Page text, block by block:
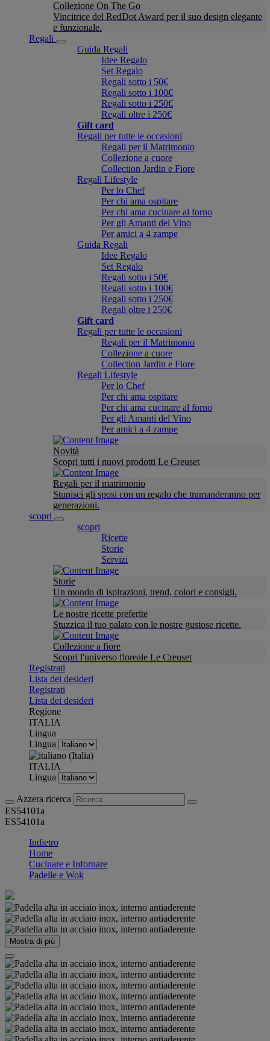
Collezione On The Go
Vincitrice del RedDot Award per il suo design elegante
e funzionale.
Regali
Guida Regali
Idee Regalo
Set Regalo
Regali sotto i 50€
Regali sotto i 100€
Regali sotto i 250€
Regali oltre i 250€
Gift card
Regali per tutte le occasioni
Regali per il Matrimonio
Collezione a cuore
Collection Jardin e Fiore
Regali Lifestyle
Per lo Chef
Per chi ama ospitare
Per chi ama cucinare al forno
Per gli Amanti del Vino
Per amici a 4 zampe
Guida Regali
Idee Regalo
Set Regalo
Regali sotto i 50€
Regali sotto i 100€
Regali sotto i 250€
Regali oltre i 250€
Gift card
Regali per tutte le occasioni
Regali per il Matrimonio
Collezione a cuore
Collection Jardin e Fiore
Regali Lifestyle
Per lo Chef
Per chi ama ospitare
Per chi ama cucinare al forno
Per gli Amanti del Vino
Per amici a 4 zampe
Novità
Scopri tutti i nuovi prodotti Le Creuset
Regali per il matrimonio
Stupisci gli sposi con un regalo che tramanderanno per
generazioni.
scopri
scopri
Ricette
Storie
Servizi
Storie
Un mondo di ispirazioni, trend, colori e consigli.
Le nostre ricette preferite
Stuzzica il tuo palato con le nostre gustose ricette.
Collezione a fiore
Scopri l'universo floreale Le Creuset
Registrati
Lista dei desideri
Registrati
Lista dei desideri
Regione
ITALIA
Lingua
Lingua
ITALIA
Lingua
Azzera ricerca
ES54101a
ES54101a
Indietro
Home
Cucinare e Infornare
Padelle e Wok
Mostra di più